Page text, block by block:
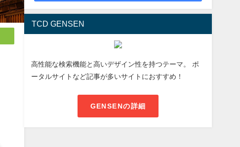
TCD GENSEN
高性能な検索機能と高いデザイン性を持つテーマ。 ポ
ータルサイトなど記事が多いサイトにおすすめ！
GENSENの詳細